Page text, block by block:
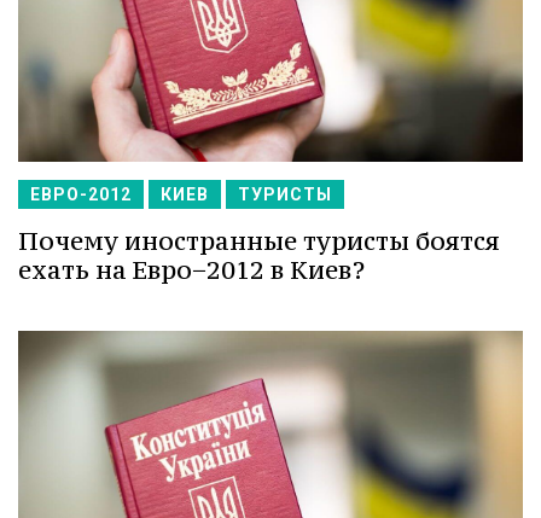
ЕВРО-2012 КИЕВ ТУРИСТЫ
Почему иностранные туристы боятся
ехать на Евро−2012 в Киев?